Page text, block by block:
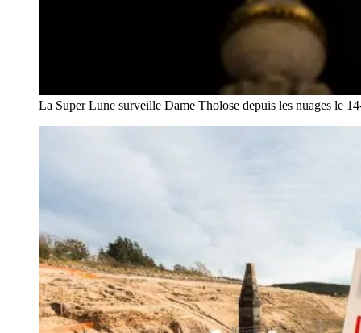
La Super Lune surveille Dame Tholose depuis les nuages le